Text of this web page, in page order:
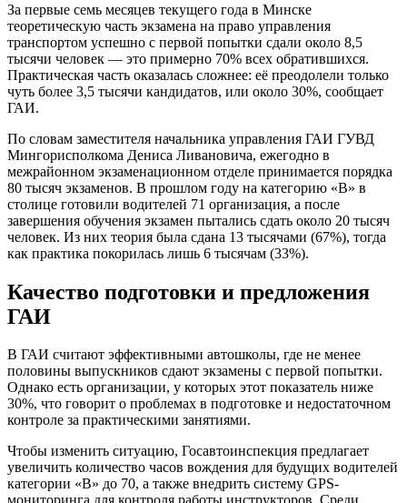
За первые семь месяцев текущего года в Минске
теоретическую часть экзамена на право управления
транспортом успешно с первой попытки сдали около 8,5
тысячи человек — это примерно 70% всех обратившихся.
Практическая часть оказалась сложнее: её преодолели только
чуть более 3,5 тысячи кандидатов, или около 30%, сообщает
ГАИ.
По словам заместителя начальника управления ГАИ ГУВД
Мингорисполкома Дениса Ливановича, ежегодно в
межрайонном экзаменационном отделе принимается порядка
80 тысяч экзаменов. В прошлом году на категорию «B» в
столице готовили водителей 71 организация, а после
завершения обучения экзамен пытались сдать около 20 тысяч
человек. Из них теория была сдана 13 тысячами (67%), тогда
как практика покорилась лишь 6 тысячам (33%).
Качество подготовки и предложения
ГАИ
В ГАИ считают эффективными автошколы, где не менее
половины выпускников сдают экзамены с первой попытки.
Однако есть организации, у которых этот показатель ниже
30%, что говорит о проблемах в подготовке и недостаточном
контроле за практическими занятиями.
Чтобы изменить ситуацию, Госавтоинспекция предлагает
увеличить количество часов вождения для будущих водителей
категории «B» до 70, а также внедрить систему GPS-